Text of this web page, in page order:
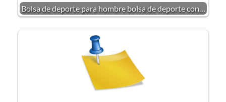
Bolsa de deporte para hombre bolsa de deporte con…